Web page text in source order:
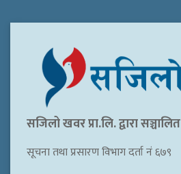
सजिलो खवर प्रा.लि. द्वारा सञ्चालित
सूचना तथा प्रसारण विभाग दर्ता नं ६७९